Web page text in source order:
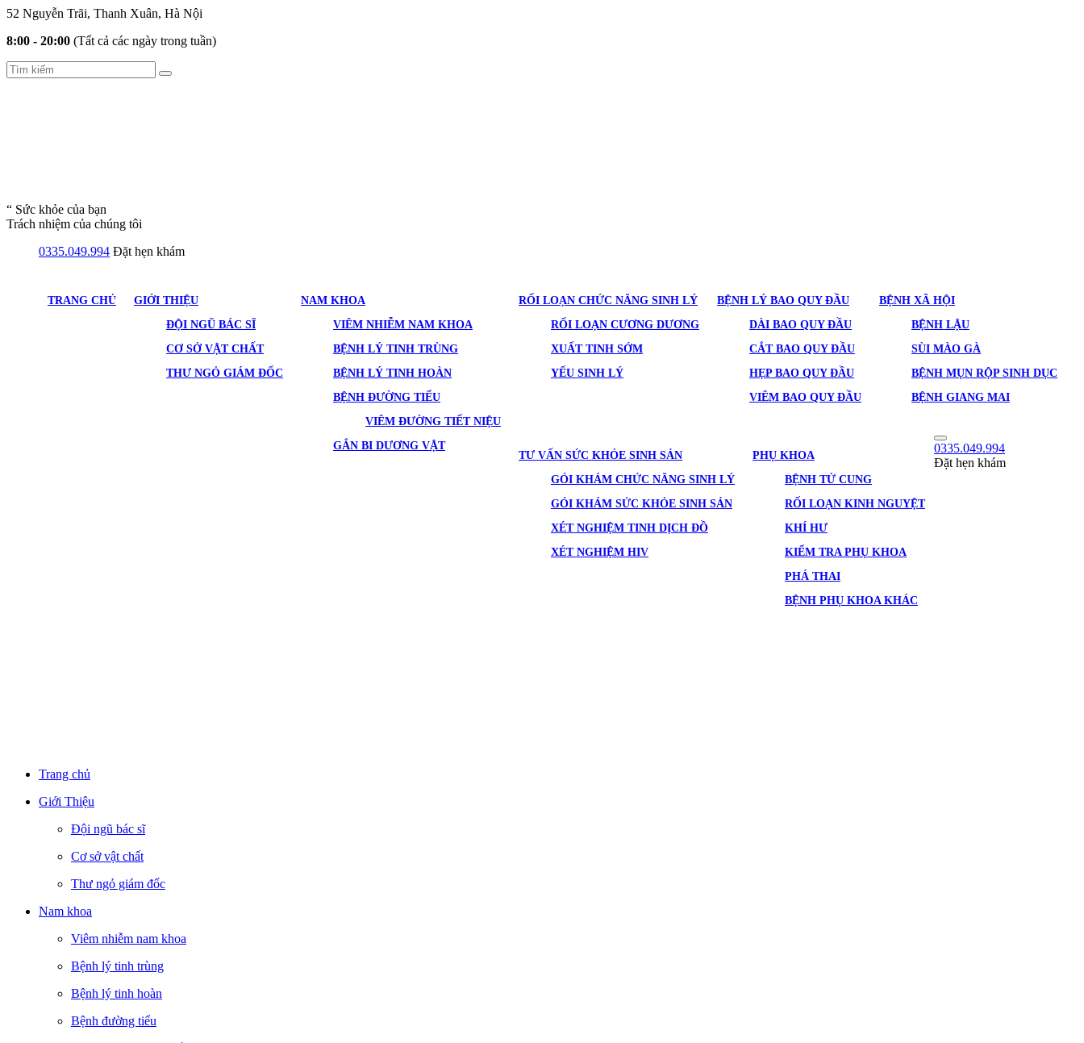
52 Nguyễn Trãi, Thanh Xuân, Hà Nội
8:00 - 20:00 (Tất cả các ngày trong tuần)
“ Sức khỏe của bạn
Trách nhiệm của chúng tôi
0335.049.994 Đặt hẹn khám
TRANG CHỦ
GIỚI THIỆU
ĐỘI NGŨ BÁC SĨ
CƠ SỞ VẬT CHẤT
THƯ NGỎ GIÁM ĐỐC
NAM KHOA
VIÊM NHIỄM NAM KHOA
BỆNH LÝ TINH TRÙNG
BỆNH LÝ TINH HOÀN
BỆNH ĐƯỜNG TIỂU
VIÊM ĐƯỜNG TIẾT NIỆU
GẮN BI DƯƠNG VẬT
RỐI LOẠN CHỨC NĂNG SINH LÝ
RỐI LOẠN CƯƠNG DƯƠNG
XUẤT TINH SỚM
YẾU SINH LÝ
BỆNH LÝ BAO QUY ĐẦU
DÀI BAO QUY ĐẦU
CẮT BAO QUY ĐẦU
HẸP BAO QUY ĐẦU
VIÊM BAO QUY ĐẦU
BỆNH XÃ HỘI
BỆNH LẬU
SÙI MÀO GÀ
BỆNH MỤN RỘP SINH DỤC
BỆNH GIANG MAI
TƯ VẤN SỨC KHỎE SINH SẢN
GÓI KHÁM CHỨC NĂNG SINH LÝ
GÓI KHÁM SỨC KHỎE SINH SẢN
XÉT NGHIỆM TINH DỊCH ĐỒ
XÉT NGHIỆM HIV
PHỤ KHOA
BỆNH TỬ CUNG
RỐI LOẠN KINH NGUYỆT
KHÍ HƯ
KIỂM TRA PHỤ KHOA
PHÁ THAI
BỆNH PHỤ KHOA KHÁC
0335.049.994
Đặt hẹn khám
Trang chủ
Giới Thiệu
Đội ngũ bác sĩ
Cơ sở vật chất
Thư ngỏ giám đốc
Nam khoa
Viêm nhiễm nam khoa
Bệnh lý tinh trùng
Bệnh lý tinh hoàn
Bệnh đường tiểu